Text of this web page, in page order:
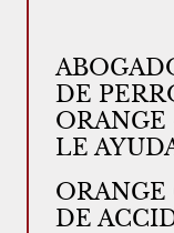
DE
ORANGE
LE
DE